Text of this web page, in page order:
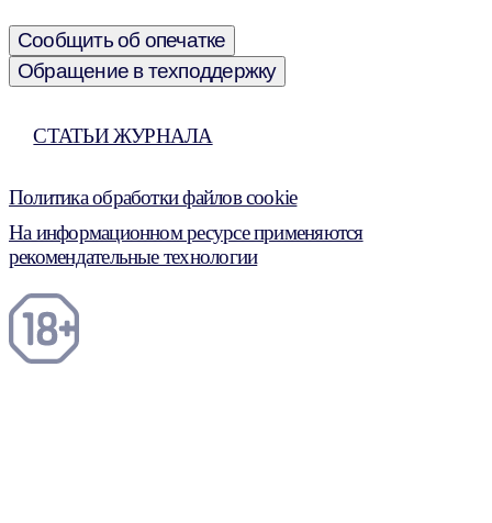
Сообщить об опечатке
Обращение в техподдержку
СТАТЬИ ЖУРНАЛА
Политика обработки файлов cookie
На информационном ресурсе применяются
рекомендательные технологии